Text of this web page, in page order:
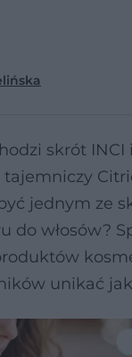
skrót INCI
tajemniczy
jednym ze
do włosów?
unikać